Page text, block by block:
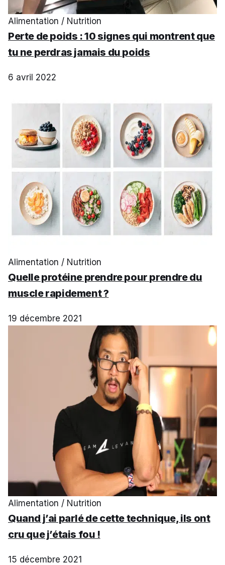
Alimentation / Nutrition
Perte de poids : 10 signes qui montrent que
tu ne perdras jamais du poids
6 avril 2022
Alimentation / Nutrition
Quelle protéine prendre pour prendre du
muscle rapidement ?
19 décembre 2021
Alimentation / Nutrition
Quand j’ai parlé de cette technique, ils ont
cru que j’étais fou !
15 décembre 2021